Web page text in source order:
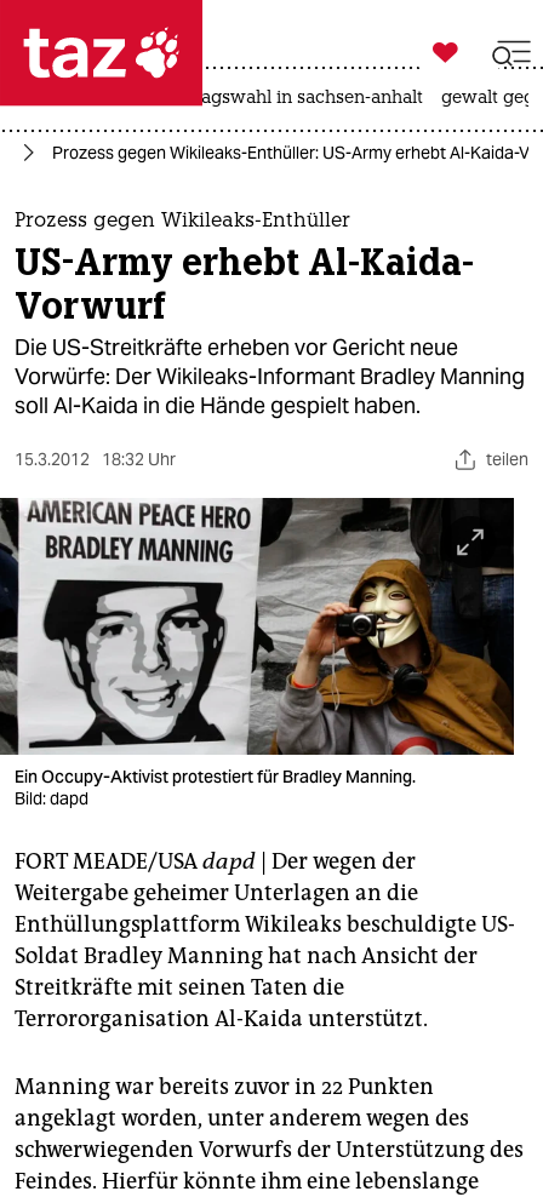
 taz zahl ich
taz zahl ich
themen
politik
öko
gesellschaft
sport
berlin
nord
wahrheit
verlag
verlag
veranstaltungen
shop
fragen & hilfe
unterstützen
abo
epaper login

taz zahl ich
landtagswahl in sachsen-anhalt gewalt
Prozess gegen Wikileaks-Enthüller: US-Army erhebt Al-Kaida-
Prozess gegen Wikileaks-Enthüller
US-Army erhebt Al-Kaida-
Vorwurf
Die US-Streitkräfte erheben vor Gericht neue
Vorwürfe: Der Wikileaks-Informant Bradley Manning
soll Al-Kaida in die Hände gespielt haben.
15.3.2012 18:32 Uhr teilen
Ein Occupy-Aktivist protestiert für Bradley Manning.
Bild: dapd
FORT MEADE/USAdapd | Der wegen der
Weitergabe geheimer Unterlagen an die
Enthüllungsplattform Wikileaks beschuldigte US-
Soldat Bradley Manning hat nach Ansicht der
Streitkräfte mit seinen Taten die
Terrororganisation Al-Kaida unterstützt.
Manning war bereits zuvor in 22 Punkten
angeklagt worden, unter anderem wegen des
schwerwiegenden Vorwurfs der Unterstützung des
Feindes. Hierfür könnte ihm eine lebenslange